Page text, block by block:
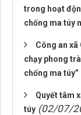
trong hoạt
chống ma túy
Công an
chạy phong
chống ma túy”
Quyết tâm
túy (02/07/